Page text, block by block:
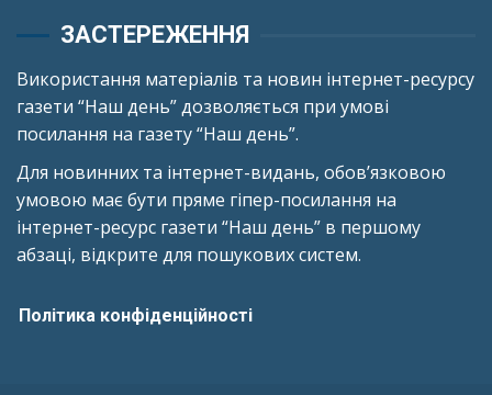
ЗАСТЕРЕЖЕННЯ
Використання матеріалів та новин інтернет-ресурсу
газети “Наш день” дозволяється при умові
посилання на газету “Наш день”.
Для новинних та інтернет-видань, обов’язковою
умовою має бути пряме гіпер-посилання на
інтернет-ресурс газети “Наш день” в першому
абзаці, відкрите для пошукових систем.
Політика конфіденційності